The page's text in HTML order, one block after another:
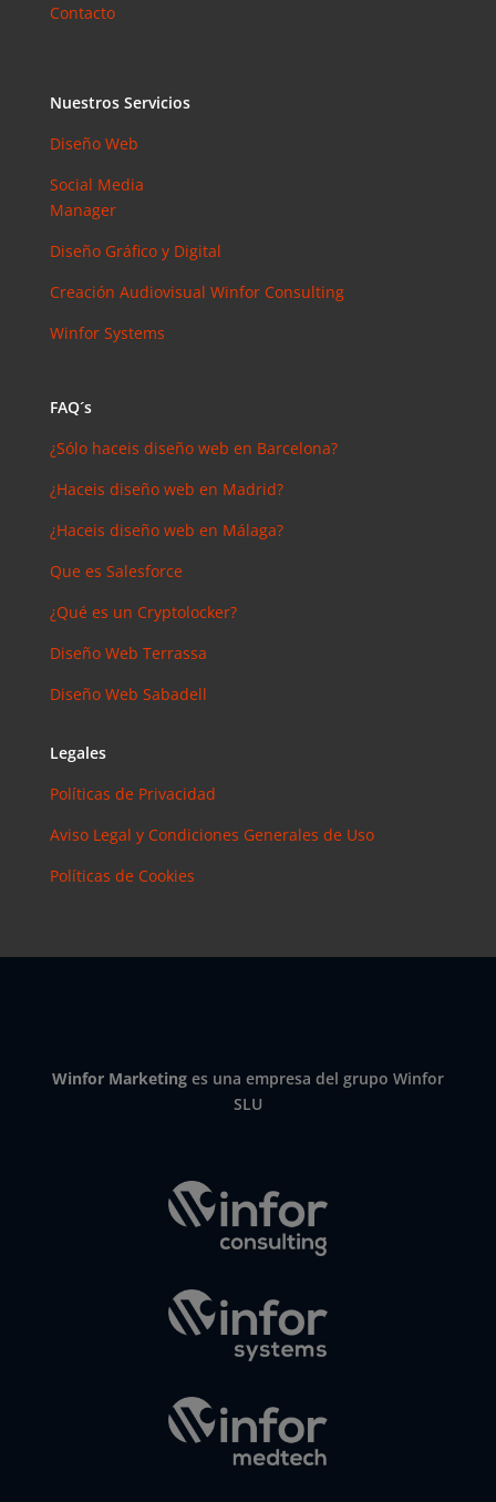
Contacto
Nuestros Servicios
Diseño Web
Social Media
Manager
Diseño Gráfico y Digital
Creación Audiovisual Winfor Consulting
Winfor Systems
FAQ´s
¿Sólo haceis diseño web en Barcelona?
¿Haceis diseño web en Madrid?
¿Haceis diseño web en Málaga?
Que es Salesforce
¿Qué es un Cryptolocker?
Diseño Web Terrassa
Diseño Web Sabadell
Legales
Políticas de Privacidad
Aviso Legal y Condiciones Generales de Uso
Políticas de Cookies
Winfor Marketinges una empresa del grupo Winfor
SLU